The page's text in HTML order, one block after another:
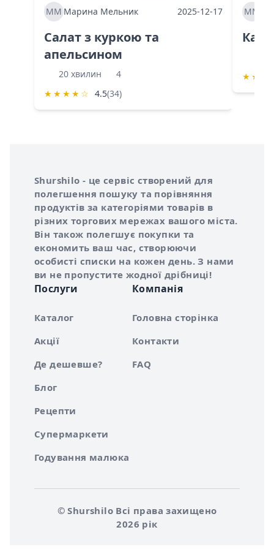
ММ Марина Мельник 2025-12-17
Салат з куркою та
апельсином
20 хвилин
4
★ ★ ★ ★ ☆ 4.5(34)
ММ
★ ★
Про сервіс Shurshilo
Shurshilo - це сервіс створений для
полегшення пошуку та порівняння
продуктів за категоріями товарів в
різних торгових мережах вашого міста.
Він також полегшує покупки та
економить ваш час, створюючи
особисті списки на кожен день. З нами
ви не пропустите жодної дрібниці!
Послуги
Каталог
Акції
Де дешевше?
Блог
Рецепти
Супермаркети
Годування малюка
Компанія
Головна сторінка
Контакти
FAQ
© Shurshilo Всі права захищено
2026 рік